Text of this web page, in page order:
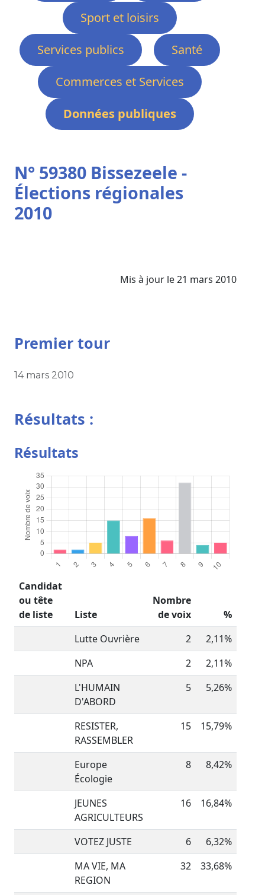
Sport et loisirs
Services publics
Santé
Commerces et Services
Données publiques
N° 59380 Bissezeele -
Élections régionales
2010
Mis à jour le 21 mars 2010
Premier tour
14 mars 2010
Résultats :
Résultats
Candidat
ou tête
de liste
Liste
Nombre
de voix
%
Lutte Ouvrière
2
2,11%
NPA
2
2,11%
L'HUMAIN
D'ABORD
5 5,26%
RESISTER,
RASSEMBLER
15 15,79%
Europe
Écologie
8 8,42%
JEUNES
AGRICULTEURS
16 16,84%
VOTEZ JUSTE 6
6,32%
MA VIE, MA
REGION
32 33,68%